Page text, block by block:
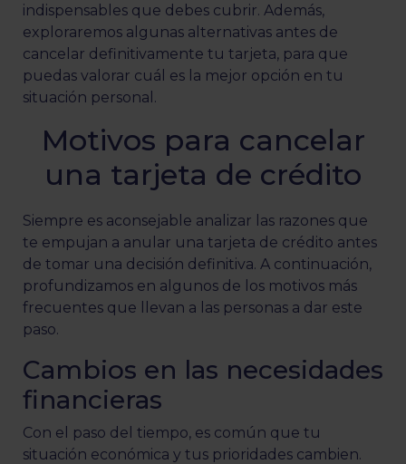
indispensables que debes cubrir. Además,
exploraremos algunas alternativas antes de
cancelar definitivamente tu tarjeta, para que
puedas valorar cuál es la mejor opción en tu
situación personal.
Motivos para cancelar
una tarjeta de crédito
Siempre es aconsejable analizar las razones que
te empujan a anular una tarjeta de crédito antes
de tomar una decisión definitiva. A continuación,
profundizamos en algunos de los motivos más
frecuentes que llevan a las personas a dar este
paso.
Cambios en las necesidades
financieras
Con el paso del tiempo, es común que tu
situación económica y tus prioridades cambien.